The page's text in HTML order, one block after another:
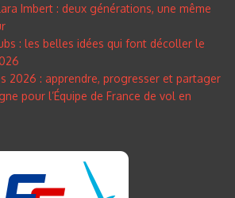
Imbert : deux générations, une même
: les belles idées qui font décoller le
2026 : apprendre, progresser et partager
pour l’Équipe de France de vol en